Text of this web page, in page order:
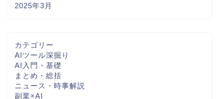
2025年3月
カテゴリー
AIツール深掘り
AI入門・基礎
まとめ・総括
ニュース・時事解説
副業×AI